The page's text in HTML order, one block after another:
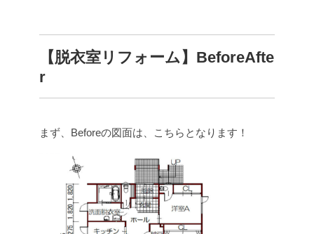
【脱衣室リフォーム】BeforeAfte
r
まず、Beforeの図面は、こちらとなります！